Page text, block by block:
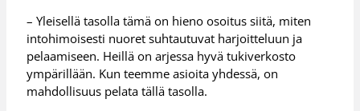
– Yleisellä tasolla tämä on hieno osoitus siitä, miten
intohimoisesti nuoret suhtautuvat harjoitteluun ja
pelaamiseen. Heillä on arjessa hyvä tukiverkosto
ympärillään. Kun teemme asioita yhdessä, on
mahdollisuus pelata tällä tasolla.